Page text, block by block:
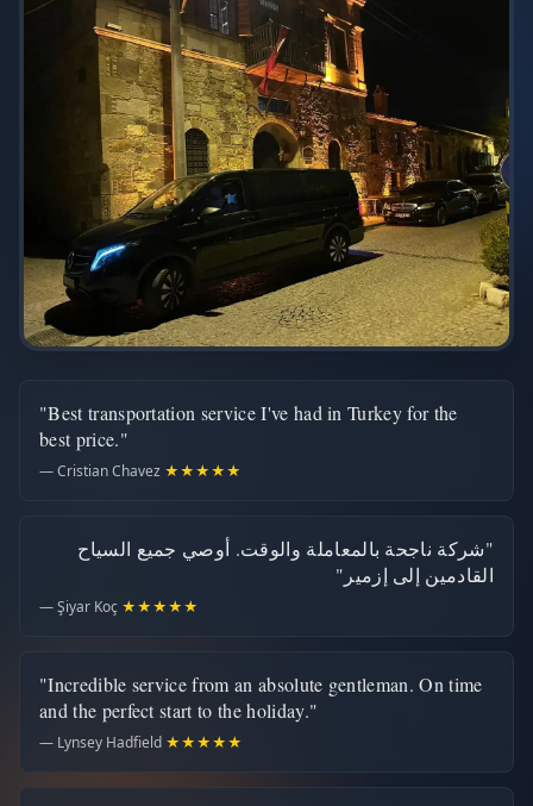
"Best transportation service I've had in Turkey for the
best price."
— Cristian Chavez ★★★★★
"شركة ناجحة بالمعاملة والوقت. أوصي جميع السياح
القادمين إلى إزمير"
— Şiyar Koç ★★★★★
"Incredible service from an absolute gentleman. On time
and the perfect start to the holiday."
— Lynsey Hadfield ★★★★★